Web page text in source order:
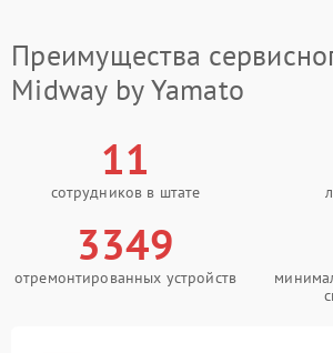
Преимущества
Midway by Yamato
11
сотрудников в штате
3349
отремонтированных устройств